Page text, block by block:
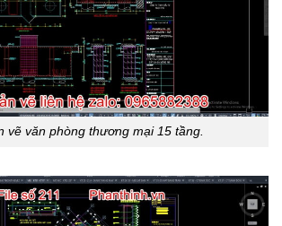
vẽ văn phòng thương mại 15 tầng.